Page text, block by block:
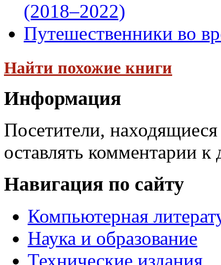
(2018–2022)
Путешественники во
Найти похожие книги
Информация
Посетители,
оставлять комментарии к
Навигация по сайту
Компьютерная
Наука и образование
Технические издания